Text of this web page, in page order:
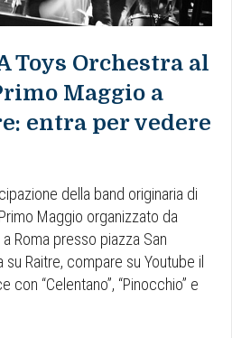
Toys Orchestra al
Maggio a
entra per vedere
della band originaria di
Maggio organizzato da
Roma presso piazza San
su Raitre, compare su Youtube il
“Celentano”, “Pinocchio” e